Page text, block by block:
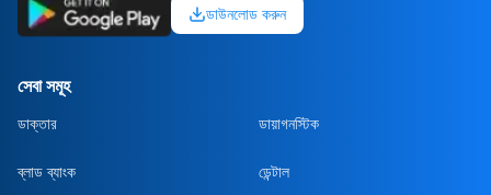
ডাউনলোড করুন
সেবা সমূহ
ডাক্তার ডায়াগনস্টিক
ব্লাড ব্যাংক ডেন্টাল